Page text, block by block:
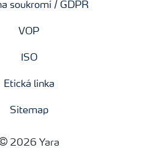
soukromí / GDPR
VOP
ISO
Etická linka
Sitemap
2026 Yara